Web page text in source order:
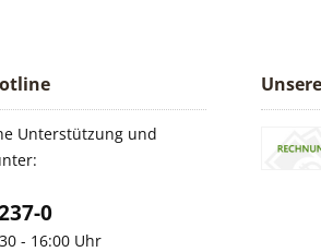
Unterstützung und
0
- 16:00 Uhr